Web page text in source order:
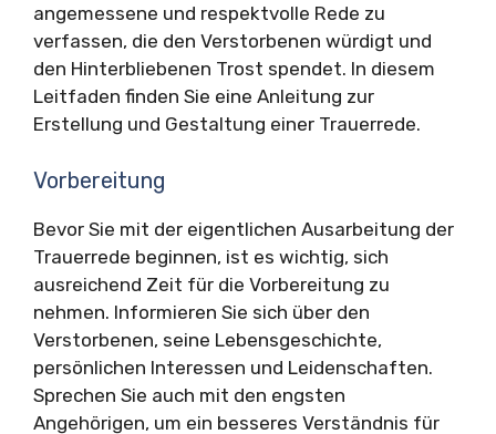
angemessene und respektvolle Rede zu
verfassen, die den Verstorbenen würdigt und
den Hinterbliebenen Trost spendet. In diesem
Leitfaden finden Sie eine Anleitung zur
Erstellung und Gestaltung einer Trauerrede.
Vorbereitung
Bevor Sie mit der eigentlichen Ausarbeitung der
Trauerrede beginnen, ist es wichtig, sich
ausreichend Zeit für die Vorbereitung zu
nehmen. Informieren Sie sich über den
Verstorbenen, seine Lebensgeschichte,
persönlichen Interessen und Leidenschaften.
Sprechen Sie auch mit den engsten
Angehörigen, um ein besseres Verständnis für